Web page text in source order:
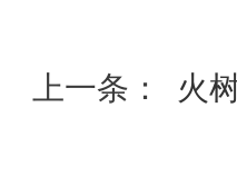
上一条： 火